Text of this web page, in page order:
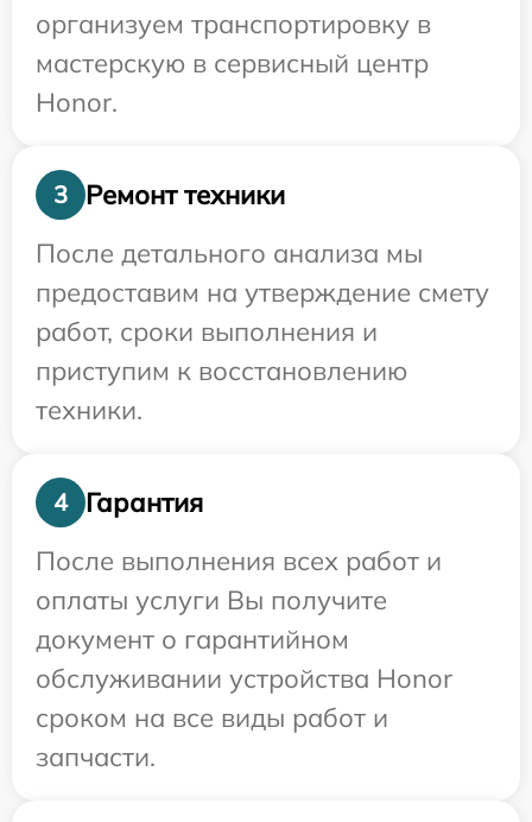
организуем транспортировку в
мастерскую в сервисный центр
Honor.
3
Ремонт техники
После детального анализа мы
предоставим на утверждение смету
работ, сроки выполнения и
приступим к восстановлению
техники.
4
Гарантия
После выполнения всех работ и
оплаты услуги Вы получите
документ о гарантийном
обслуживании устройства Honor
сроком на все виды работ и
запчасти.